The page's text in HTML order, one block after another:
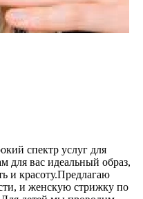
спектр услуг для
вас идеальный образ,
и красоту.Предлагаю
и женскую стрижку по